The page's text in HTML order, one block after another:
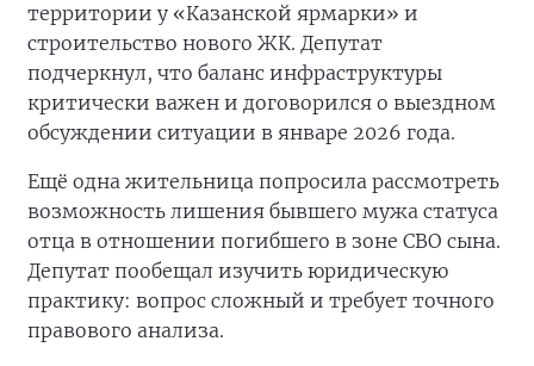
территории у «Казанской ярмарки» и
строительство нового ЖК. Депутат
подчеркнул, что баланс инфраструктуры
критически важен и договорился о выездном
обсуждении ситуации в январе 2026 года.
Ещё одна жительница попросила рассмотреть
возможность лишения бывшего мужа статуса
отца в отношении погибшего в зоне СВО сына.
Депутат пообещал изучить юридическую
практику: вопрос сложный и требует точного
правового анализа.